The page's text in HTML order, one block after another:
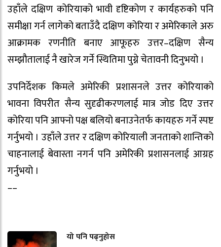
उहाँले दक्षिण कोरियाको भावी दृष्टिकोण र कार्यहरुको पनि
समीक्षा गर्न लागेको बताउँदै दक्षिण कोरिया र अमेरिकाले अरु
आक्रामक रणनीति बनाए आफूहरु उत्तर–दक्षिण सैन्य
सम्झौतालाई नै खारेज गर्ने स्थितिमा पुग्ने चेतावनी दिनुभयो ।
उपनिर्देशक किमले अमेरिकी प्रशासनले उत्तर कोरियाको
भावना विपरीत सैन्य सुदृढीकरणलाई मात्र जोड दिए उत्तर
कोरिया पनि आफ्नो पक्ष बलियो बनाउनेतर्फ कायहरु गर्ने स्पष्ट
गर्नुभयो । उहाँले उत्तर र दक्षिण कोरियाली जनताको शान्तिको
चाहनालाई बेवास्ता नगर्न पनि अमेरिकी प्रशासनलाई आग्रह
गर्नुभयो ।
––
यो पनि पढ्नुहोस